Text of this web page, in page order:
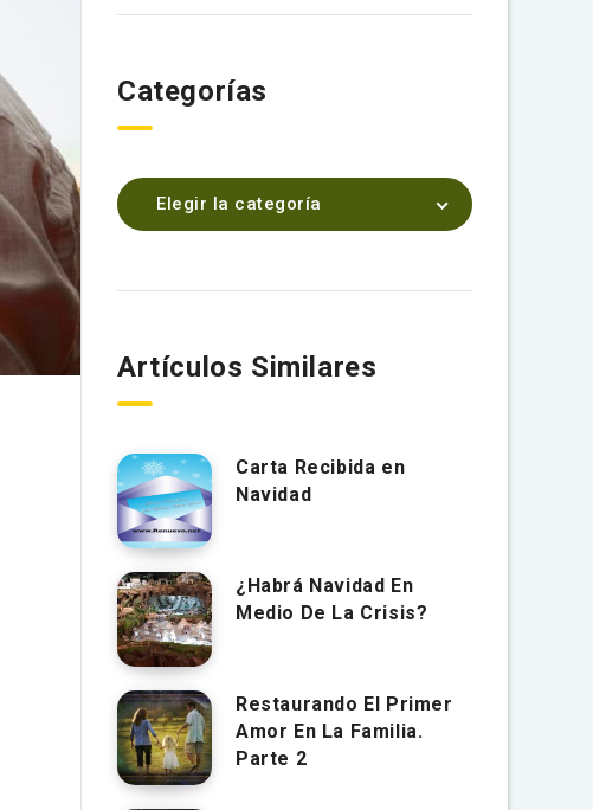
Categorías
Elegir la categoría
Artículos Similares
Carta Recibida en
Navidad
¿Habrá Navidad En
Medio De La Crisis?
Restaurando El Primer
Amor En La Familia.
Parte 2